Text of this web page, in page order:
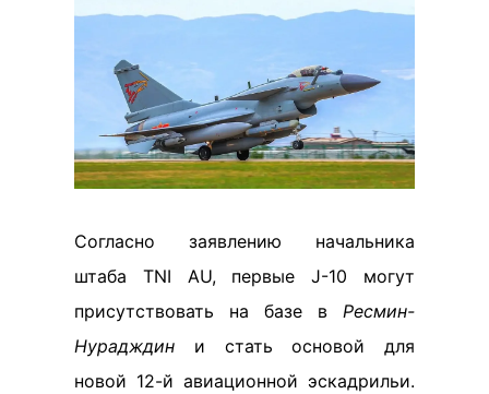
Согласно заявлению начальника
штаба TNI AU, первые J-10 могут
присутствовать на базе в Ресмин-
Нурадждин и стать основой для
новой 12-й авиационной эскадрильи.